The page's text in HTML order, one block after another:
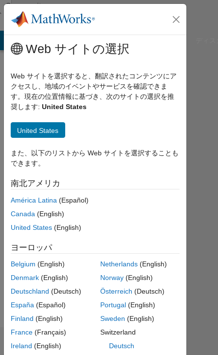
コンテンツへスキップ
Community
Profile
Matthias
2020
ら
ク
ィ
ブ
Following:
Follow
エンドースメント
Web サイトの選択
Web サイトを選択すると、翻訳されたコンテンツにア
クセスし、地域のイベントやサービスを確認できま
す。現在の位置情報に基づき、次のサイトの選択を推
奨します: United States
United States
また、以下のリストから Web サイトを選択することも
できます。
南北アメリカ
América Latina (Español)
Canada (English)
United States (English)
ヨーロッパ
Belgium (English)
Denmark (English)
Deutschland (Deutsch)
España (Español)
Finland (English)
France (Français)
Ireland (English)
Netherlands (English)
Norway (English)
Österreich (Deutsch)
Portugal (English)
Sweden (English)
Switzerland
Deutsch